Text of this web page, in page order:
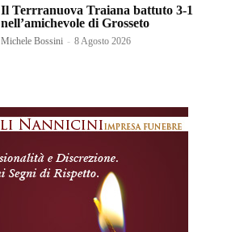
Il Terrranuova Traiana battuto 3-1
nell’amichevole di Grosseto
Michele Bossini - 8 Agosto 2026